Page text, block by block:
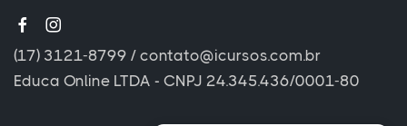
(17) 3121-8799 / contato@icursos.com.br
Educa Online LTDA - CNPJ 24.345.436/0001-80